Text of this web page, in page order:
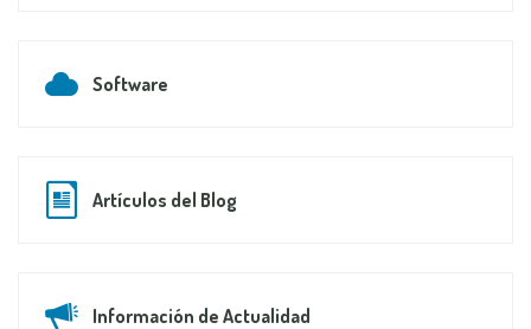
Software
Artículos del Blog
Información de Actualidad